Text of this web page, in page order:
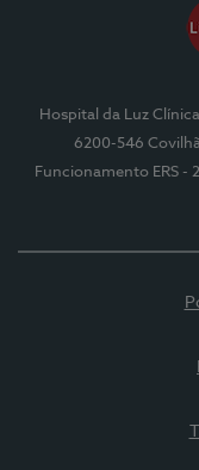
Hospital da Luz
6200-546
Funcionamento ERS -